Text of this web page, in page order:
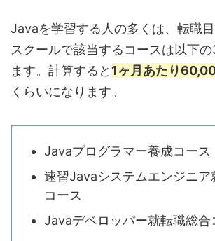
Javaを学習する人の多くは、転職
スクールで該当するコースは以下
ます。計算すると 1ヶ月あたり
くらいになります。
Javaプログラマー養成コース
速習Javaシステムエンジニア
コース
Javaデベロッパー就転職総合